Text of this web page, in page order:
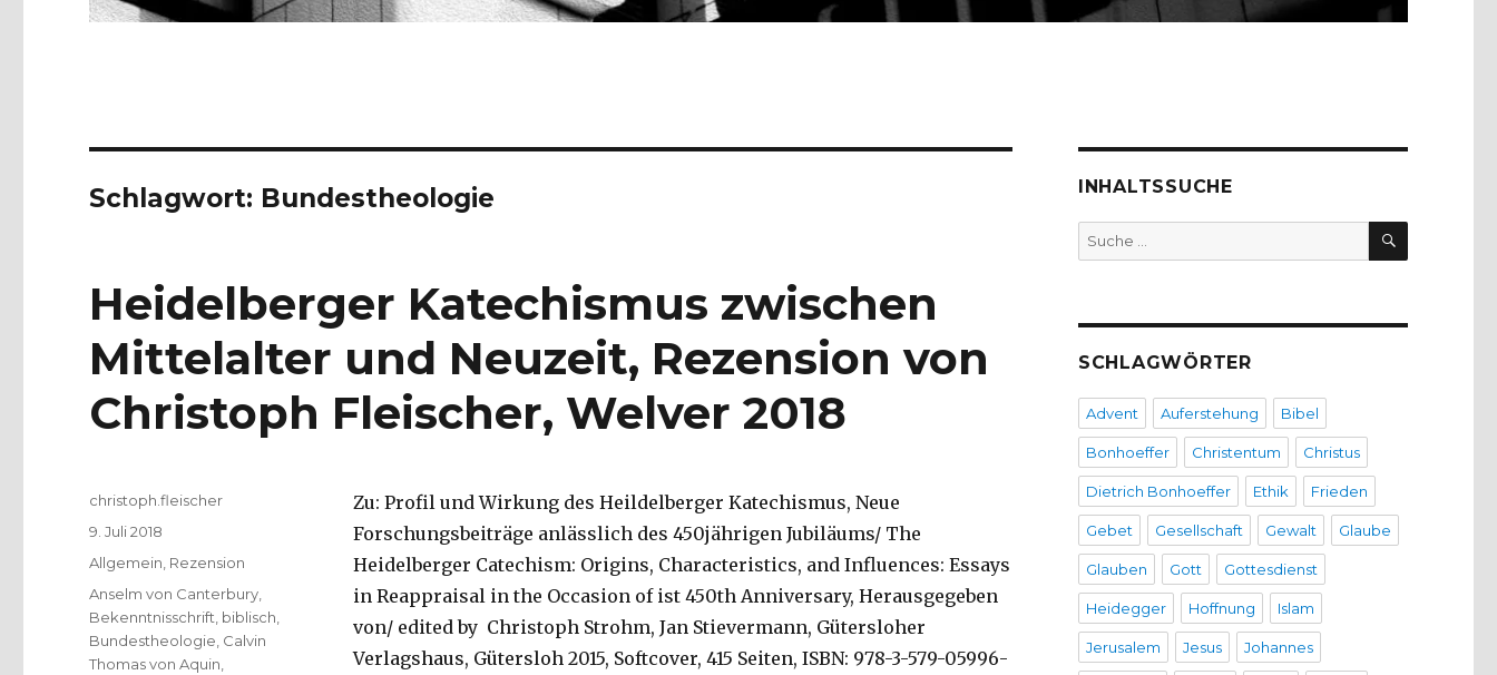
Schlagwort: Bundestheologie
Heidelberger Katechismus zwischen
Mittelalter und Neuzeit, Rezension von
Christoph Fleischer, Welver 2018
Zu: Profil und Wirkung des Heildelberger Katechismus, Neue
Forschungsbeiträge anlässlich des 450jährigen Jubiläums/ The
Heidelberger Catechism: Origins, Characteristics, and Influences: Essays
in Reappraisal in the Occasion of ist 450th Anniversary, Herausgegeben
von/ edited by Christoph Strohm, Jan Stievermann, Gütersloher
Verlagshaus, Gütersloh 2015, Softcover, 415 Seiten, ISBN: 978-3-579-05996-
Autor
christoph.fleischer
Veröffentlicht
am
9. Juli 2018
Kategorien
Allgemein Rezension
Schlagwörter
Anselm von Canterbury
Bekenntnisschrift biblisch
Bundestheologie Calvin
Thomas von Aquin
INHALTSSUCHE
Suche
nach:
SUCHEN
SCHLAGWÖRTER
Advent Auferstehung Bibel
Bonhoeffer Christentum Christus
Dietrich Bonhoeffer Ethik Frieden
Gebet Gesellschaft Gewalt Glaube
Glauben Gott Gottesdienst
Heidegger Hoffnung Islam
Jerusalem Jesus Johannes